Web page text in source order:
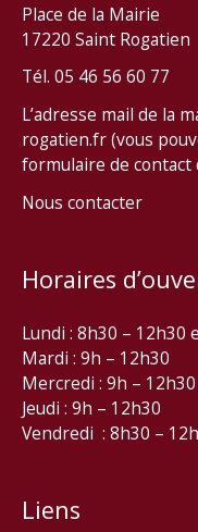
Place de la Mairie
17220 Saint Rogatien
Tél. 05 46 56 60 77
L’adresse mail de la
rogatien.fr (vous
formulaire de contact
Nous contacter
Horaires
Lundi : 8h30 – 12h30
Mardi : 9h – 12h30
Mercredi : 9h –
Jeudi : 9h – 12h30
Vendredi : 8h30 –
Liens